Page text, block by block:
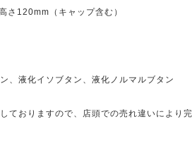
120mm（キャップ含む）
、液化イソブタン、液化ノルマルブタン
ておりますので、店頭での売れ違いにより